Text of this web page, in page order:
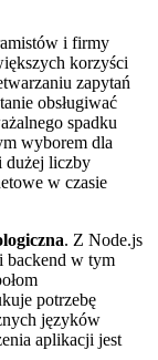
i firmy
korzyści
zapytań
obsługiwać
spadku
wyborem dla
dużej liczby
w czasie
. Z Node.js
backend w tym
potrzebę
języków
aplikacji jest